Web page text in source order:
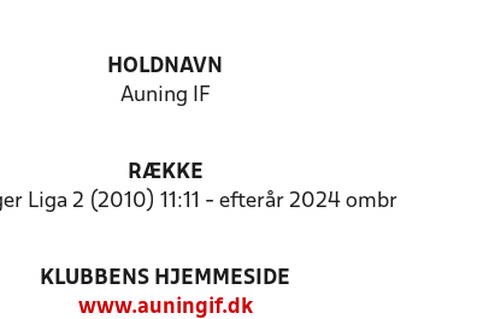
HOLDNAVN
Auning IF
RÆKKE
Liga 2 (2010) 11:11 - efterår 2024 ombr
KLUBBENS HJEMMESIDE
www.auningif.dk